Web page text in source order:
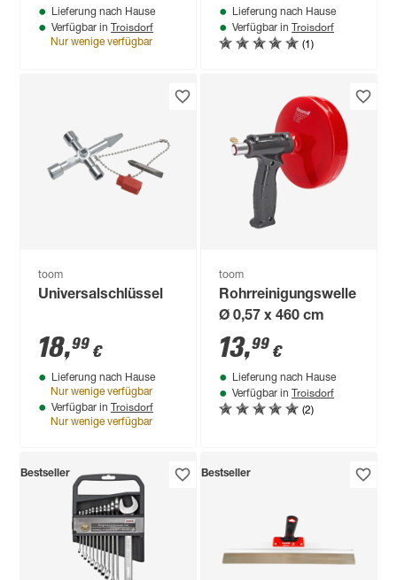
Lieferung nach Hause
Verfügbar in Troisdorf
Nur wenige verfügbar
Lieferung nach Hause
Verfügbar in Troisdorf
(1)
toom
Universalschlüssel
18,99 €
Lieferung nach Hause
Nur wenige verfügbar
Verfügbar in Troisdorf
Nur wenige verfügbar
toom
Rohrreinigungswelle
Ø 0,57 x 460 cm
13,99 €
Lieferung nach Hause
Verfügbar in Troisdorf
(2)
Bestseller Bestseller